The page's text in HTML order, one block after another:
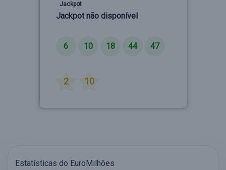
Jackpot
Jackpot não disponível
6 10 18 44 47
2 10
Estatísticas do EuroMilhões